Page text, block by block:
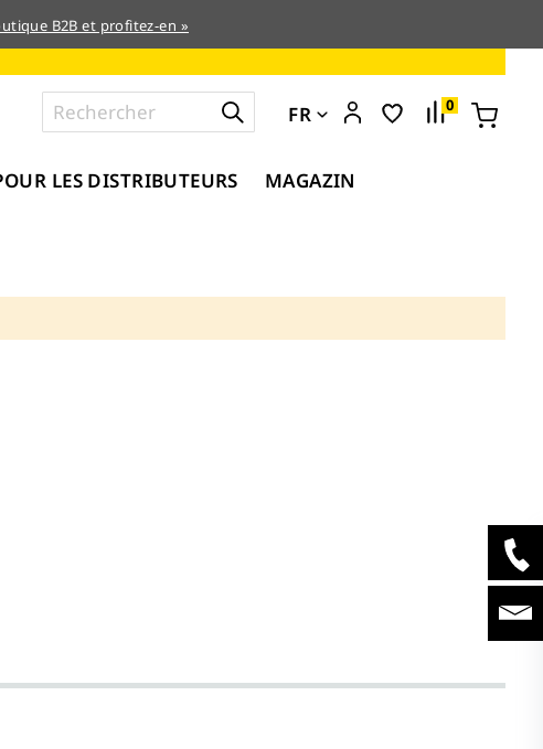
B2B et profitez-en »
0
FR
LES DISTRIBUTEURS MAGAZIN